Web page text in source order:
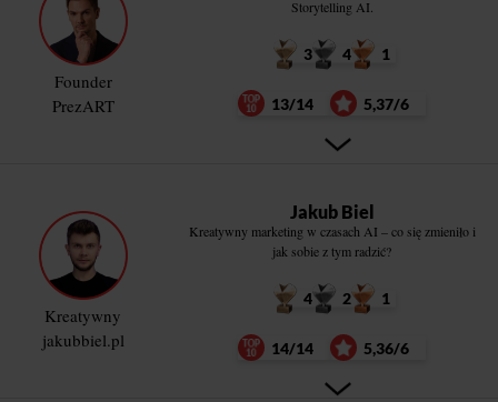
Founder
PrezART
Storytelling AI.
3 4 1
13/14 5,37/6
Kreatywny
jakubbiel.pl
Jakub Biel
Kreatywny marketing w czasach AI – co się zmieniło i
jak sobie z tym radzić?
4 2 1
14/14 5,36/6